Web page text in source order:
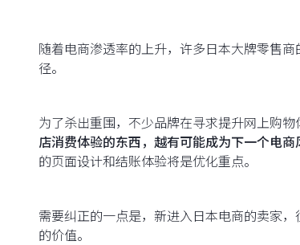
随着电商渗透率的上升，许多日本大牌零售
径。
为了杀出重围，不少品牌在寻求提升网上购物
店消费体验的东西，越有可能成为下一个电商
的页面设计和结账体验将是优化重点。
需要纠正的一点是，新进入日本电商的卖家
的价值。